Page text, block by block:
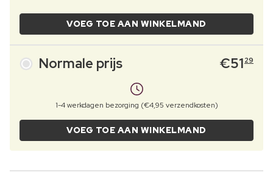
VOEG TOE AAN WINKELMAND
Normale prijs €51 29
1-4 werkdagen bezorging (€4,95 verzendkosten)
VOEG TOE AAN WINKELMAND